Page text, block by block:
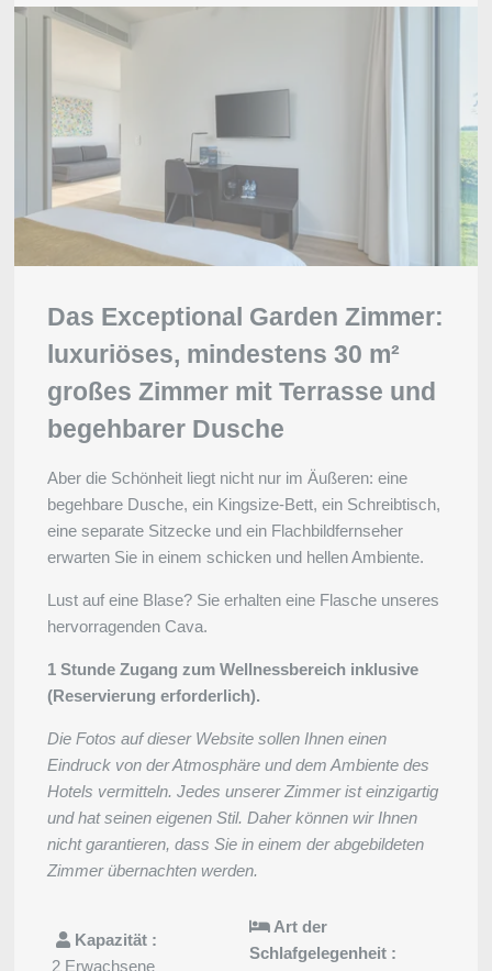
Das Exceptional Garden Zimmer:
luxuriöses, mindestens 30 m²
großes Zimmer mit Terrasse und
begehbarer Dusche
Aber die Schönheit liegt nicht nur im Äußeren: eine
begehbare Dusche, ein Kingsize-Bett, ein Schreibtisch,
eine separate Sitzecke und ein Flachbildfernseher
erwarten Sie in einem schicken und hellen Ambiente.
Lust auf eine Blase? Sie erhalten eine Flasche unseres
hervorragenden Cava.
1 Stunde Zugang zum Wellnessbereich inklusive
(Reservierung erforderlich).
Die Fotos auf dieser Website sollen Ihnen einen
Eindruck von der Atmosphäre und dem Ambiente des
Hotels vermitteln. Jedes unserer Zimmer ist einzigartig
und hat seinen eigenen Stil. Daher können wir Ihnen
nicht garantieren, dass Sie in einem der abgebildeten
Zimmer übernachten werden.
Kapazität :
2 Erwachsene
Art der
Schlafgelegenheit :
Events
Sitzungen